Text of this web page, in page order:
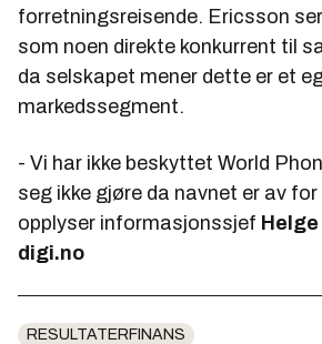
forretningsreisende. Ericsson
som noen direkte konkurrent til
da selskapet mener dette er et
markedssegment.
- Vi har ikke beskyttet World
seg ikke gjøre da navnet er av
opplyser informasjonssjef
digi.no
RESULTATERFINANS